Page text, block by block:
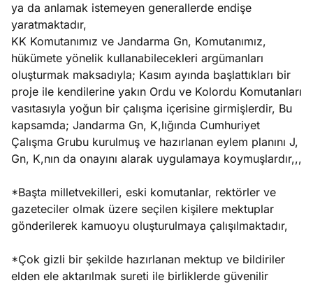
ya da anlamak istemeyen generallerde endişe
yaratmaktadır,
KK Komutanımız ve Jandarma Gn, Komutanımız,
hükümete yönelik kullanabilecekleri argümanları
oluşturmak maksadıyla; Kasım ayında başlattıkları bir
proje ile kendilerine yakın Ordu ve Kolordu Komutanları
vasıtasıyla yoğun bir çalışma içerisine girmişlerdir, Bu
kapsamda; Jandarma Gn, K,lığında Cumhuriyet
Çalışma Grubu kurulmuş ve hazırlanan eylem planını J,
Gn, K,nın da onayını alarak uygulamaya koymuşlardır,,,
*Başta milletvekilleri, eski komutanlar, rektörler ve
gazeteciler olmak üzere seçilen kişilere mektuplar
gönderilerek kamuoyu oluşturulmaya çalışılmaktadır,
*Çok gizli bir şekilde hazırlanan mektup ve bildiriler
elden ele aktarılmak sureti ile birliklerde güvenilir